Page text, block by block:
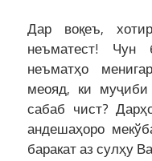
Дар воқеъ,
неъматест!
неъматҳо
меояд, ки
сабаб чист?
андешаҳоро
баракат аз сулҳу